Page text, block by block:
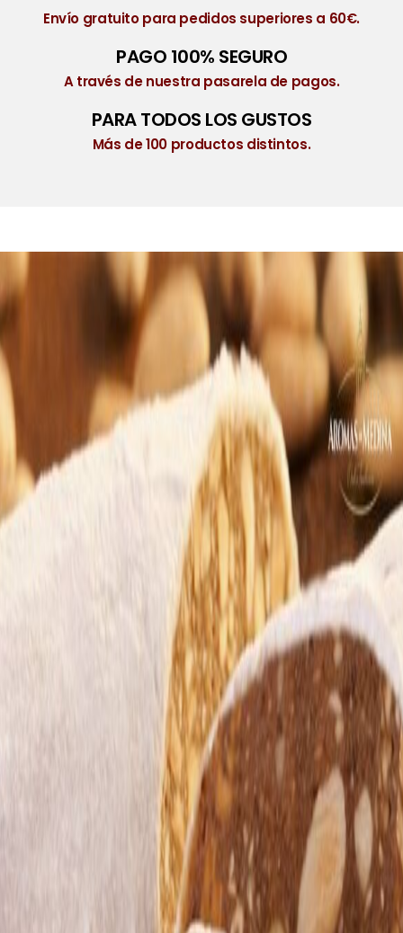
Envío gratuito para pedidos superiores a 60€.
PAGO 100% SEGURO
A través de nuestra pasarela de pagos.
PARA TODOS LOS GUSTOS
Más de 100 productos distintos.